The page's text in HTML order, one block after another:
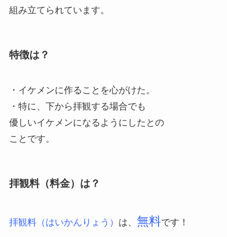
組み立てられています。
特徴は？
・イケメンに作ることを心がけた。
・特に、下から拝観する場合でも
優しいイケメンになるようにしたとの
ことです。
拝観料（料金）は？
拝観料（はいかんりょう） は、 無料です！